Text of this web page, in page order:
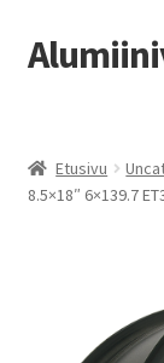
Siirry
navigointiin
Siirry
sisältöön
Kauppa
Etusivu
8.5×18″ 6×139.7